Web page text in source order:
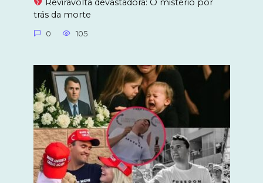
Reviravolta devastadora: O mistério por
trás da morte
0 105